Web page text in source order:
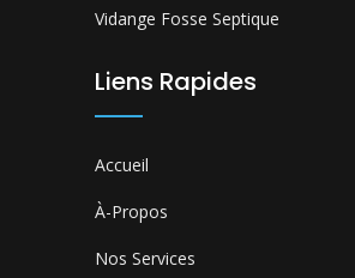
Vidange Fosse Septique
Liens Rapides
Accueil
À-Propos
Nos Services